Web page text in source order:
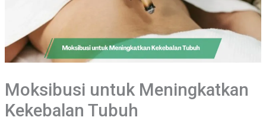
Moksibusi untuk Meningkatkan
Kekebalan Tubuh